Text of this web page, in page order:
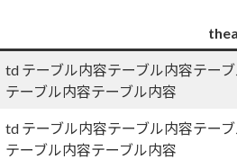
td テーブル内容テーブル内容テー
テーブル内容テーブル内容
td テーブル内容テーブル内容テー
テーブル内容テーブル内容